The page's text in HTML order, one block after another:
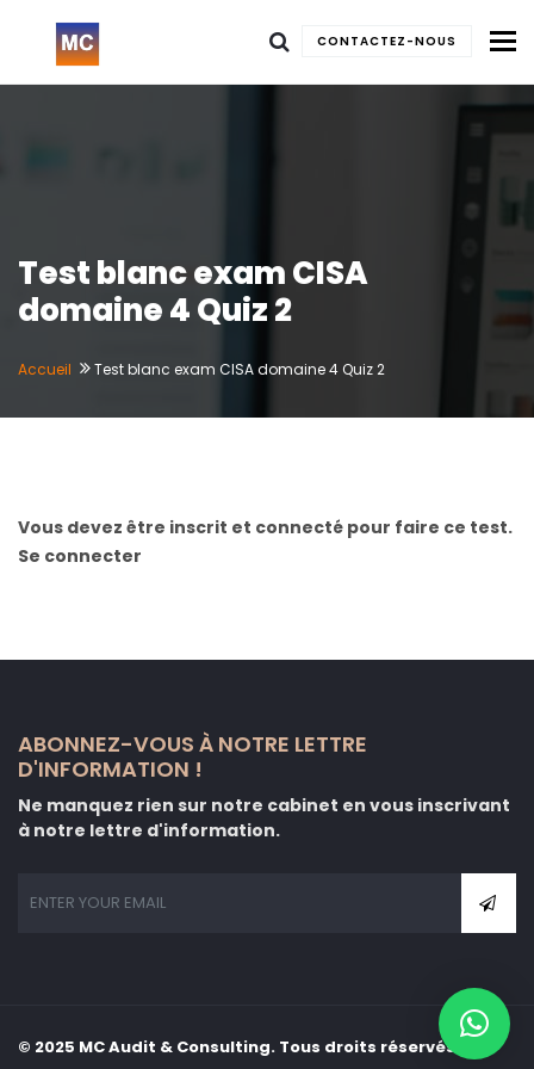
CONTACTEZ-NOUS
Test blanc exam CISA
domaine 4 Quiz 2
Accueil Test blanc exam CISA domaine 4 Quiz 2
Vous devez être inscrit et connecté pour faire ce test.
Se connecter
ABONNEZ-VOUS À NOTRE LETTRE
D'INFORMATION !
Ne manquez rien sur notre cabinet en vous inscrivant
à notre lettre d'information.
© 2025 MC Audit & Consulting. Tous droits réservés.